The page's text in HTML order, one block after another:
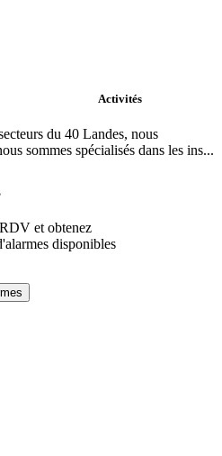
Activités
du 40 Landes, nous
sommes spécialisés dans les ins...
et obtenez
disponibles